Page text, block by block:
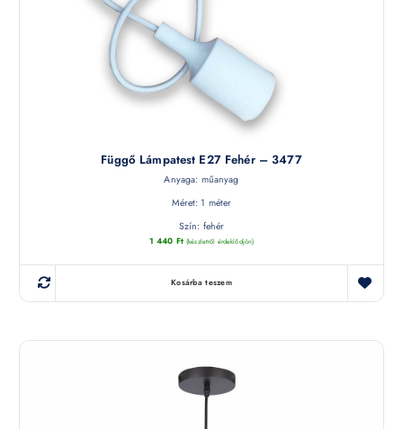
Függő Lámpatest E27 Fehér – 3477
Anyaga: műanyag
Méret: 1 méter
Szín: fehér
1 440 Ft (készletről érdeklődjön)
Kosárba teszem